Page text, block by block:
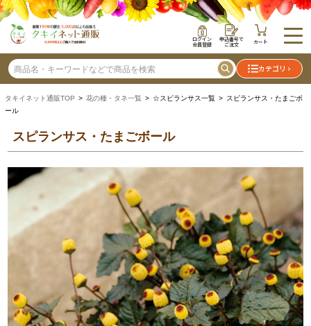
ログイン
会員登録
申込番号で
ご注文 カート
カテゴリ
タキイネット通販TOP > 花の種・タネ一覧 > ☆スピランサス一覧 > スピランサス・たまごボ
ール
スピランサス・たまごボール